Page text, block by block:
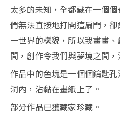
太多的未知，全都藏在一個
們無法直接地打開這扇門，
一世界的樣貌，所以我畫畫
間，創作令我們與夢境之間，
作品中的色塊是一個個鑰匙
洞內，沾黏在畫紙上了。
部分作品已獲藏家珍藏。